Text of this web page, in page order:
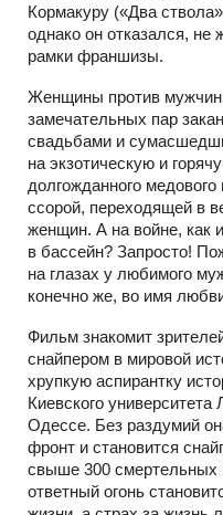
Кормакуру («Два
однако он отказался, не
рамки франшизы.
Женщины против
замечательных пар
свадьбами и
на экзотическую и
долгожданного медового
ссорой, переходящей в
женщин. А на войне, как
в бассейн? Запросто!
на глазах у любимого
конечно же, во имя
Фильм знакомит
снайпером в мировой
хрупкую аспирантку
Киевского
Одессе. Без раздумий
фронт и становится
свыше 300 смертельных
ответный огонь